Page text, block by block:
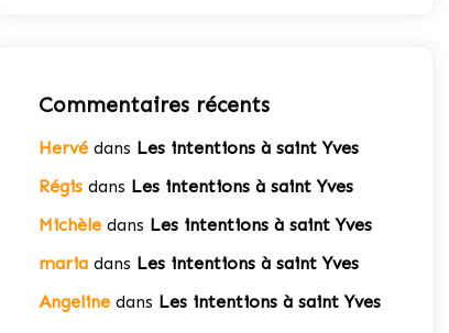
Commentaires récents
Hervé dans Les intentions à saint Yves
Régis dans Les intentions à saint Yves
Michèle dans Les intentions à saint Yves
maria dans Les intentions à saint Yves
Angeline dans Les intentions à saint Yves